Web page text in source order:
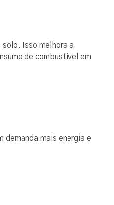
Isso melhora a
de combustível em
demanda mais energia e